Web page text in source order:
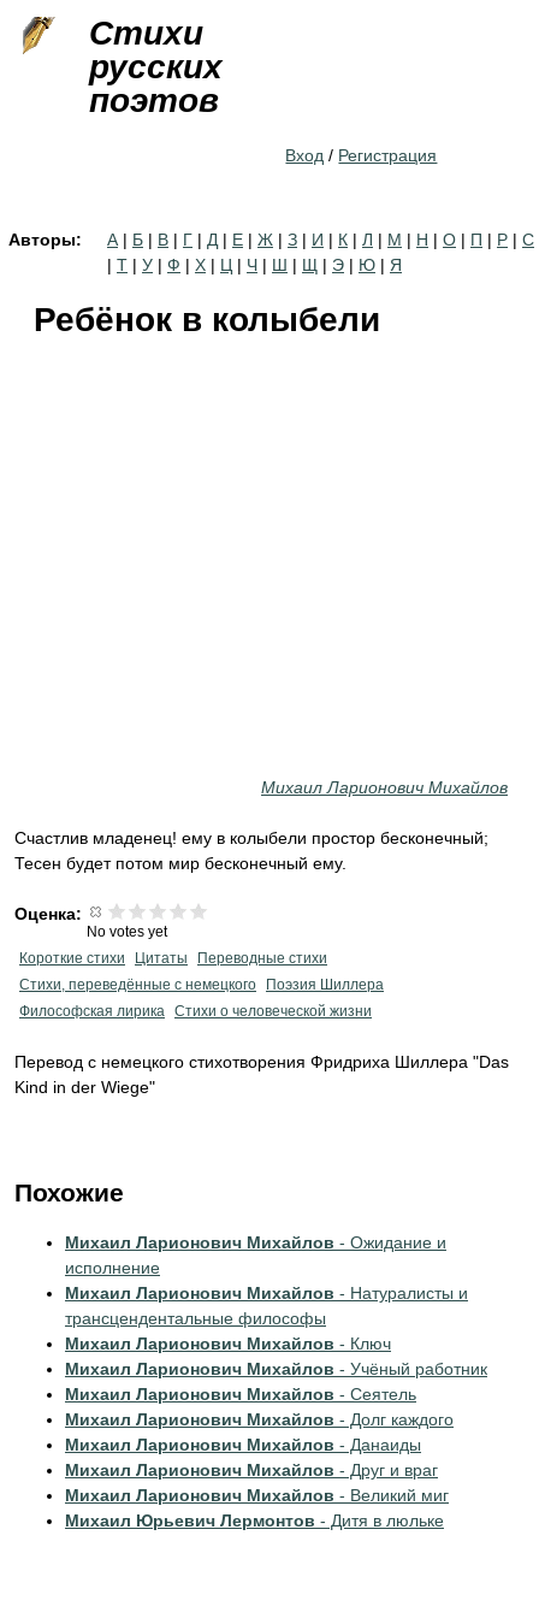
Стихи
русских
поэтов
Вход / Регистрация
Авторы: А | Б | В | Г | Д | Е | Ж | З | И | К | Л | М | Н | О | П | Р | С
| Т | У | Ф | Х | Ц | Ч | Ш | Щ | Э | Ю | Я
Ребёнок в колыбели
Михаил Ларионович Михайлов
Счастлив младенец! ему в колыбели простор бесконечный;
Тесен будет потом мир бесконечный ему.
Оценка:
No votes yet
Короткие стихи
Цитаты
Переводные стихи
Стихи, переведённые с немецкого
Поэзия Шиллера
Философская лирика Стихи о человеческой жизни
Перевод с немецкого стихотворения Фридриха Шиллера "Das
Kind in der Wiege"
Похожие
Михаил Ларионович Михайлов - Ожидание и
исполнение
Михаил Ларионович Михайлов - Натуралисты и
трансцендентальные философы
Михаил Ларионович Михайлов - Ключ
Михаил Ларионович Михайлов - Учёный работник
Михаил Ларионович Михайлов - Сеятель
Михаил Ларионович Михайлов - Долг каждого
Михаил Ларионович Михайлов - Данаиды
Михаил Ларионович Михайлов - Друг и враг
Михаил Ларионович Михайлов - Великий миг
Михаил Юрьевич Лермонтов - Дитя в люльке